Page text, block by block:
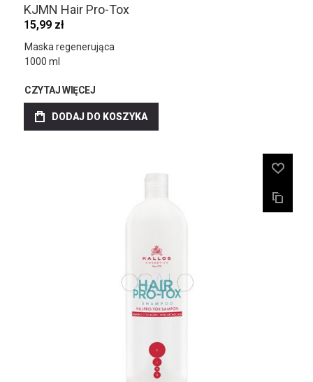
KJMN Hair Pro-Tox
15,99 zł
Maska regenerująca
1000 ml
CZYTAJ WIĘCEJ
DODAJ DO KOSZYKA